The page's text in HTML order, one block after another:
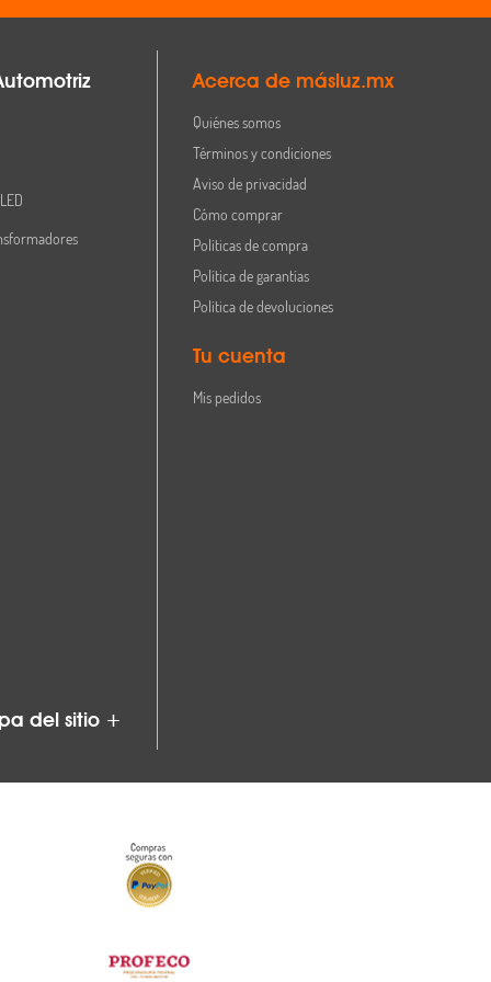
del sitio +
Acerca de másluz.mx
Quiénes somos
Términos y condiciones
Aviso de privacidad
Cómo comprar
Políticas de compra
Política de garantías
Política de devoluciones
Tu cuenta
Mis pedidos